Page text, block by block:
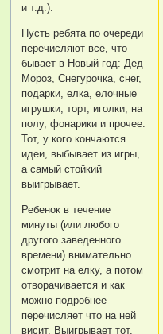
и т.д.).
Пусть ребята по очереди
перечисляют все, что
бывает в Новый год: Дед
Мороз, Снегурочка, снег,
подарки, елка, елочные
игрушки, торт, иголки, на
полу, фонарики и прочее.
Тот, у кого кончаются
идеи, выбывает из игры,
а самый стойкий
выигрывает.
Ребенок в течение
минуты (или любого
другого заведенного
времени) внимательно
смотрит на елку, а потом
отворачивается и как
можно подробнее
перечисляет что на ней
висит. Выигрывает тот,